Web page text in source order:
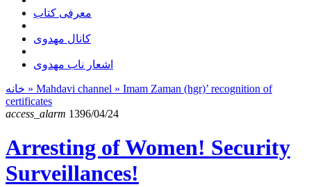
معرفی کتاب
کانال مهدوی
اشعار ناب مهدوی
» Mahdavi channel » Imam Zaman (hgr)’ recognition of
certificates
access_alarm 1396/04/24
Arresting of Women! Security
Surveillances!